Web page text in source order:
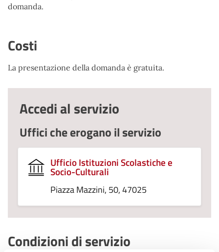
domanda.
Costi
La presentazione della domanda è gratuita.
Accedi al servizio
Uffici che erogano il servizio
Ufficio Istituzioni Scolastiche e
Socio-Culturali
Piazza Mazzini, 50, 47025
Condizioni di servizio